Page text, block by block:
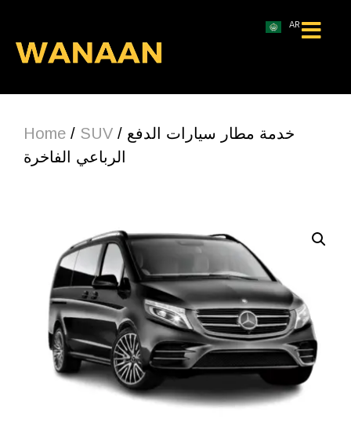
AR
Home / SUV / خدمة مطار سيارات الدفع
الرباعي الفاخرة